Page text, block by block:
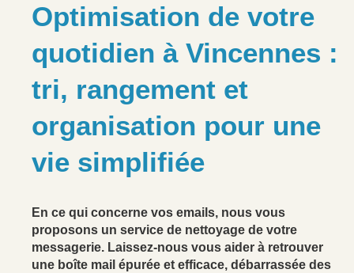
Optimisation de votre
quotidien à Vincennes :
tri, rangement et
organisation pour une
vie simplifiée
En ce qui concerne vos emails, nous vous
proposons un service de nettoyage de votre
messagerie. Laissez-nous vous aider à retrouver
une boîte mail épurée et efficace, débarrassée des